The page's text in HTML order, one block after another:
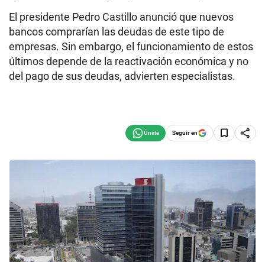
El presidente Pedro Castillo anunció que nuevos
bancos comprarían las deudas de este tipo de
empresas. Sin embargo, el funcionamiento de estos
últimos depende de la reactivación económica y no
del pago de sus deudas, advierten especialistas.
Seguir en